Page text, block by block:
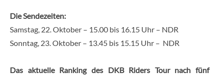
Die Sendezeiten:
Samstag, 22. Oktober – 15.00 bis 16.15 Uhr – NDR
Sonntag, 23. Oktober – 13.45 bis 15.15 Uhr – NDR
Das aktuelle Ranking des DKB Riders Tour nach fünf